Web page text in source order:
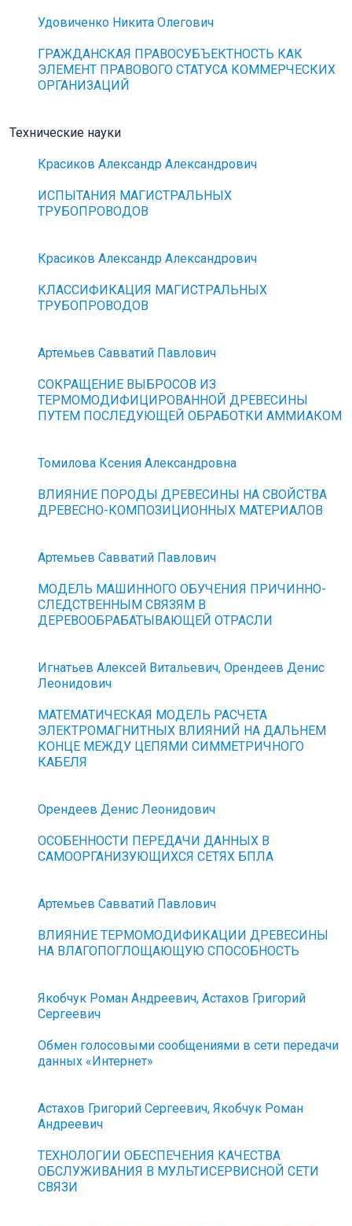
Удовиченко Никита Олегович
ГРАЖДАНСКАЯ ПРАВОСУБЪЕКТНОСТЬ КАК
ЭЛЕМЕНТ ПРАВОВОГО СТАТУСА КОММЕРЧЕСКИХ
ОРГАНИЗАЦИЙ
Технические науки
Красиков Александр Александрович
ИСПЫТАНИЯ МАГИСТРАЛЬНЫХ
ТРУБОПРОВОДОВ
Красиков Александр Александрович
КЛАССИФИКАЦИЯ МАГИСТРАЛЬНЫХ
ТРУБОПРОВОДОВ
Артемьев Савватий Павлович
СОКРАЩЕНИЕ ВЫБРОСОВ ИЗ
ТЕРМОМОДИФИЦИРОВАННОЙ ДРЕВЕСИНЫ
ПУТЕМ ПОСЛЕДУЮЩЕЙ ОБРАБОТКИ АММИАКОМ
Томилова Ксения Александровна
ВЛИЯНИЕ ПОРОДЫ ДРЕВЕСИНЫ НА СВОЙСТВА
ДРЕВЕСНО-КОМПОЗИЦИОННЫХ МАТЕРИАЛОВ
Артемьев Савватий Павлович
МОДЕЛЬ МАШИННОГО ОБУЧЕНИЯ ПРИЧИННО-
СЛЕДСТВЕННЫМ СВЯЗЯМ В
ДЕРЕВООБРАБАТЫВАЮЩЕЙ ОТРАСЛИ
Игнатьев Алексей Витальевич, Орендеев Денис
Леонидович
МАТЕМАТИЧЕСКАЯ МОДЕЛЬ РАСЧЕТА
ЭЛЕКТРОМАГНИТНЫХ ВЛИЯНИЙ НА ДАЛЬНЕМ
КОНЦЕ МЕЖДУ ЦЕПЯМИ СИММЕТРИЧНОГО
КАБЕЛЯ
Орендеев Денис Леонидович
ОСОБЕННОСТИ ПЕРЕДАЧИ ДАННЫХ В
САМООРГАНИЗУЮЩИХСЯ СЕТЯХ БПЛА
Артемьев Савватий Павлович
ВЛИЯНИЕ ТЕРМОМОДИФИКАЦИИ ДРЕВЕСИНЫ
НА ВЛАГОПОГЛОЩАЮЩУЮ СПОСОБНОСТЬ
Якобчук Роман Андреевич, Астахов Григорий
Сергеевич
Обмен голосовыми сообщениями в сети передачи
данных «Интернет»
Астахов Григорий Сергеевич, Якобчук Роман
Андреевич
ТЕХНОЛОГИИ ОБЕСПЕЧЕНИЯ КАЧЕСТВА
ОБСЛУЖИВАНИЯ В МУЛЬТИСЕРВИСНОЙ СЕТИ
СВЯЗИ